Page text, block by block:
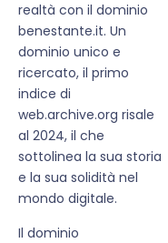
realtà con il dominio
benestante.it. Un
dominio unico e
ricercato, il primo
indice di
web.archive.org risale
al 2024, il che
sottolinea la sua storia
e la sua solidità nel
mondo digitale.
Il dominio